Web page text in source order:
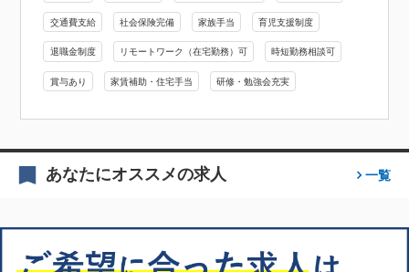
交通費支給 社会保険完備 家族手当 育児支援制度
退職金制度 リモートワーク（在宅勤務）可 時短勤務相談可
賞与あり 家賃補助・住宅手当 研修・勉強会充実
あなたにオススメの求人 一覧